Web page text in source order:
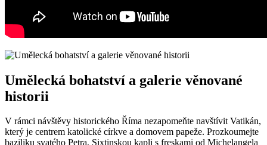
Umělecká bohatství a galerie věnované
historii
V rámci návštěvy historického Říma nezapomeňte navštívit Vatikán,
který je centrem katolické církve a domovem papeže. Prozkoumejte
baziliku svatého Petra, Sixtinskou kapli s freskami od Michelangela